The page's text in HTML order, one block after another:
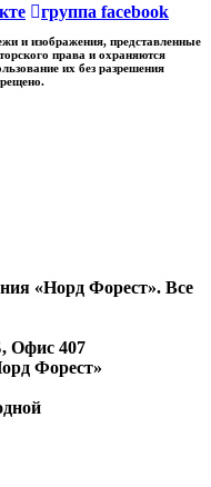
группа facebook
и изображения, представленные
права и охраняются
их без разрешения
«Норд Форест». Все
, Офис 407
Форест»